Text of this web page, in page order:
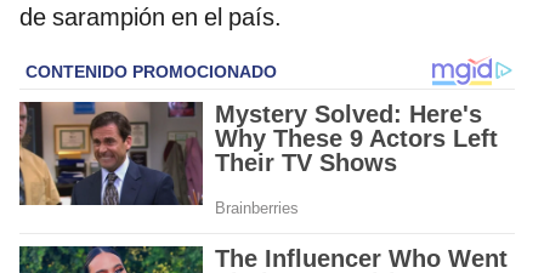
de sarampión en el país.